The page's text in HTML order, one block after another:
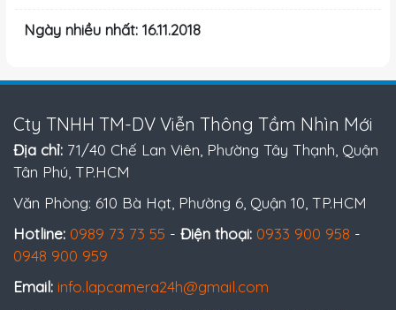
Ngày nhiều nhất: 16.11.2018
Cty TNHH TM-DV Viễn Thông Tầm Nhìn Mới
Địa chỉ: 71/40 Chế Lan Viên, Phường Tây Thạnh, Quận
Tân Phú, TP.HCM
Văn Phòng: 610 Bà Hạt, Phường 6, Quận 10, TP.HCM
Hotline: 0989 73 73 55 - Điện thoại: 0933 900 958 -
0948 900 959
Email: info.lapcamera24h@gmail.com